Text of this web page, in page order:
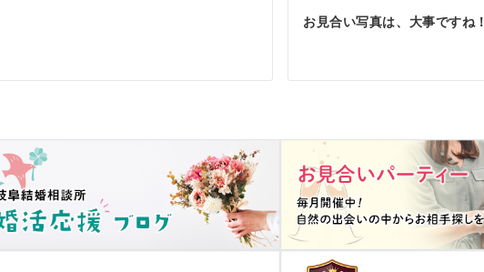
お見合い写真は、大事ですね